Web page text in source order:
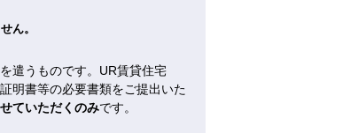
ん。
遣うものです。UR賃貸住宅
明書等の必要書類をご提出いた
ていただくのみです。